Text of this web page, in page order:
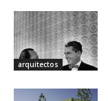
arquitectos